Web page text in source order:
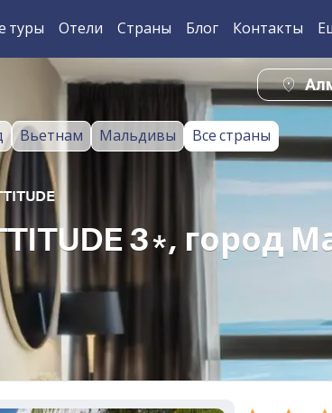
туры Отели Страны Блог Контакты
Вьетнам Мальдивы Все страны
3*,